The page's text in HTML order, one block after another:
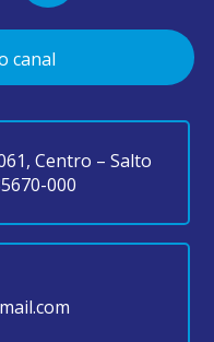
canal
Centro – Salto
000